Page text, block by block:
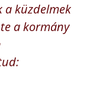
a küzdelmek
a kormány